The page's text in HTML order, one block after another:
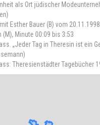
als Ort jüdischer
Esther Bauer (B) vom
(M), Minute 00:09 bis 3:53
„Jeder Tag in Theresin ist ein
Theresienstädter Tagebücher